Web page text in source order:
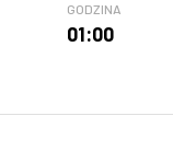
GODZINA
01:00